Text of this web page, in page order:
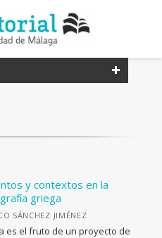
y contextos en la
griega
SÁNCHEZ JIMÉNEZ
es el fruto de un proyecto de